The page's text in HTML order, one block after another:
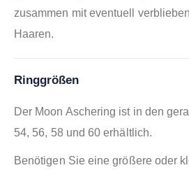
zusammen mit eventuell
Haaren.
Ringgrößen
Der Moon Aschering ist in den
54, 56, 58 und 60 erhältlich.
Benötigen Sie eine größere oder